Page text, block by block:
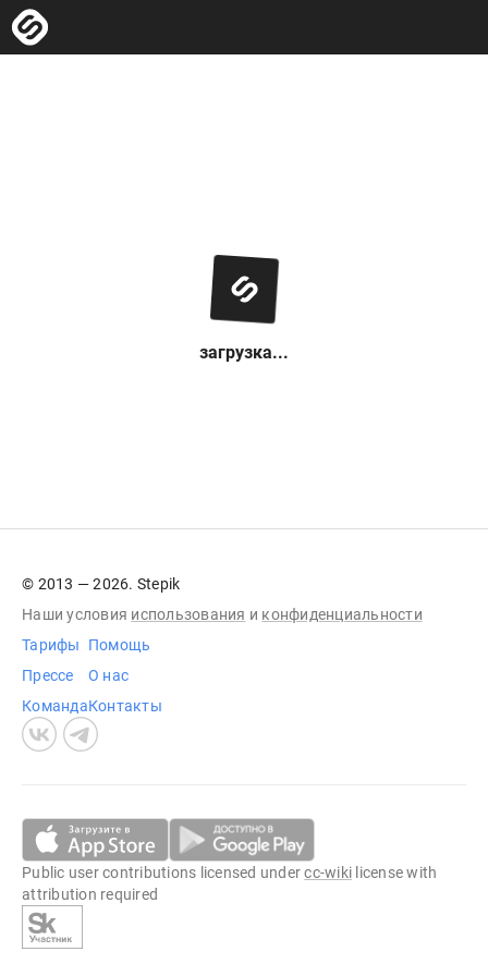
загрузка...
© 2013 — 2026. Stepik
Наши условия использования и конфиденциальности
Тарифы
Прессе
Команда
Помощь
О нас
Контакты
Public user contributions licensed undercc-wiki license with
attribution required